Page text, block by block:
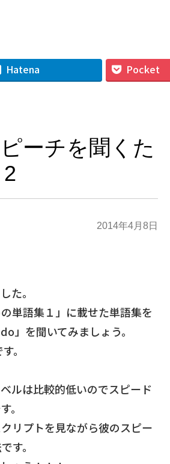
ーチを聞くた
2014年4月8日
た。
単語集１」に載せた単語集を
」を聞いてみましょう。
。
ルは比較的低いのでスピード
。
リプトを見ながら彼のスピー
す。